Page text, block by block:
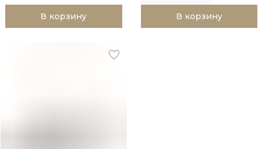
В корзину В корзину